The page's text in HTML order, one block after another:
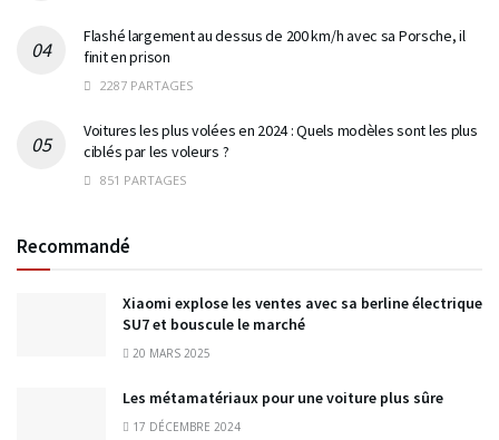
Flashé largement au dessus de 200 km/h avec sa Porsche, il
finit en prison
2287 PARTAGES
Voitures les plus volées en 2024 : Quels modèles sont les plus
ciblés par les voleurs ?
851 PARTAGES
Recommandé
Xiaomi explose les ventes avec sa berline électrique
SU7 et bouscule le marché
20 MARS 2025
Les métamatériaux pour une voiture plus sûre
17 DÉCEMBRE 2024